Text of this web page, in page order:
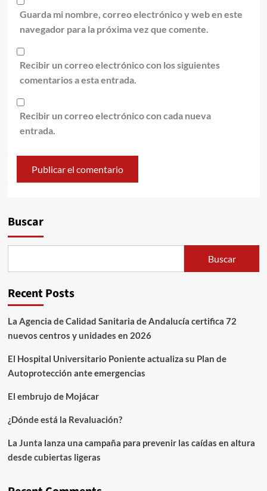
Guarda mi nombre, correo electrónico y web en este
navegador para la próxima vez que comente.
Recibir un correo electrónico con los siguientes
comentarios a esta entrada.
Recibir un correo electrónico con cada nueva
entrada.
Buscar
Buscar
Recent Posts
La Agencia de Calidad Sanitaria de Andalucía certifica 72
nuevos centros y unidades en 2026
El Hospital Universitario Poniente actualiza su Plan de
Autoprotección ante emergencias
El embrujo de Mojácar
¿Dónde está la Revaluación?
La Junta lanza una campaña para prevenir las caídas en altura
desde cubiertas ligeras